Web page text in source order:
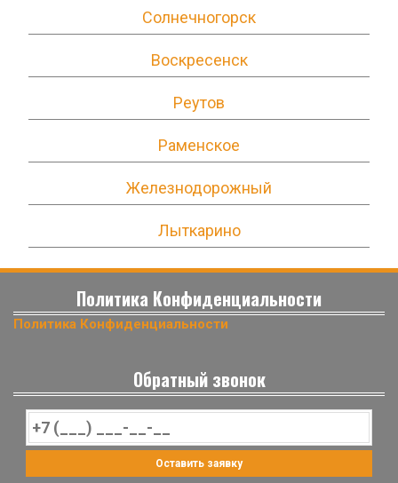
Солнечногорск
Воскресенск
Реутов
Раменское
Железнодорожный
Лыткарино
Политика Конфиденциальности
Политика Конфиденциальности
Обратный звонок